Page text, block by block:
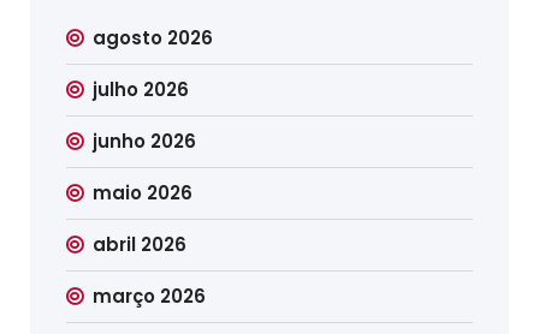
agosto 2026
julho 2026
junho 2026
maio 2026
abril 2026
março 2026